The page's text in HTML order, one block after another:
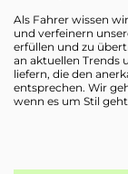
Als Fahrer wissen
und verfeinern
erfüllen und zu
an aktuellen Trends
liefern, die den
entsprechen. Wir
wenn es um Stil